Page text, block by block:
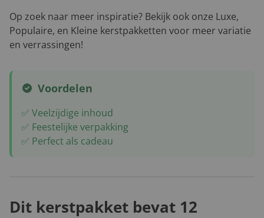
Op zoek naar meer inspiratie? Bekijk ook onze Luxe,
Populaire, en Kleine kerstpakketten voor meer variatie
en verrassingen!
Voordelen
✅ Veelzijdige inhoud
✅ Feestelijke verpakking
✅ Perfect als cadeau
Dit kerstpakket bevat 12